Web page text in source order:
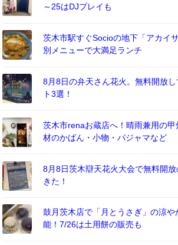
～25はDJプレイも
茨木市駅すぐSocioの地下「アカイ
別メニューで大満足ランチ
8月8日の弁天さん花火。無料開放
ト3選！
茨木市renaお蔵店へ！晴雨兼用の
材のかばん・小物・パジャマなど
8月8日茨木辯天花火大会で無料開
きた！
鼓月茨木店で「月とうさぎ」の涼
能！7/26は土用餅の販売も